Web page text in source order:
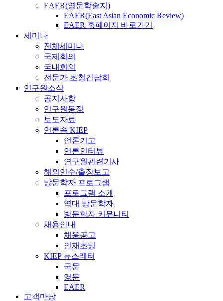
EAER(영문학술지)
EAER(East Asian Economic Review)
EAER 홈페이지 바로가기
세미나
전체세미나
국제회의
국내회의
전문가 초청간담회
연구원소식
공지사항
연구원동정
보도자료
언론속 KIEP
언론기고
언론인터뷰
연구원관련기사
해외연수/출장보고
방문학자 프로그램
프로그램 소개
역대 방문학자
방문학자 커뮤니티
채용안내
채용공고
인재초빙
KIEP 뉴스레터
국문
영문
EAER
고객마당